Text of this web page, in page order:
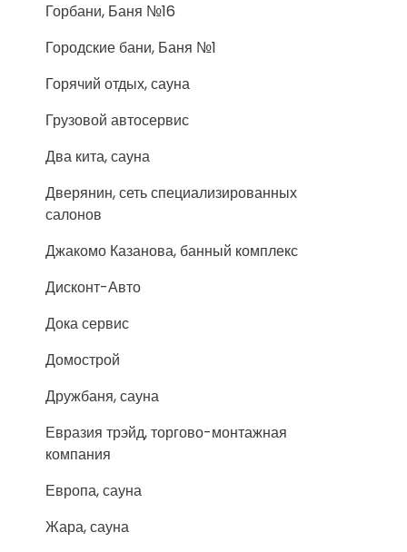
Горбани, Баня №16
Городские бани, Баня №1
Горячий отдых, сауна
Грузовой автосервис
Два кита, сауна
Дверянин, сеть специализированных
салонов
Джакомо Казанова, банный комплекс
Дисконт-Авто
Дока сервис
Домострой
Дружбаня, сауна
Евразия трэйд, торгово-монтажная
компания
Европа, сауна
Жара, сауна